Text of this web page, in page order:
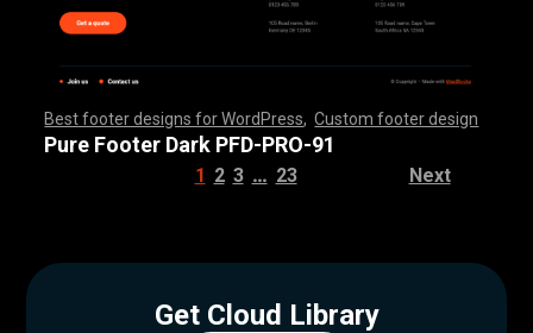
Best footer designs for WordPress ,Custom footer design
,,,,,,,,,,,,,,,,,,,,,,,,,,,,,,,,,,,,, ,,,,,,,,,,,,,,,,,,,,,,,,
,,,,,,,,,,,,,,,,,,,,,,,,,,,,,,,,,,,,, ,,,,,,,,,,,,,,,,,,,,,,,,
,,,,,,,,
Pure Footer Dark PFD-PRO-91
1 2 3 … 23 Next
Get Cloud Library